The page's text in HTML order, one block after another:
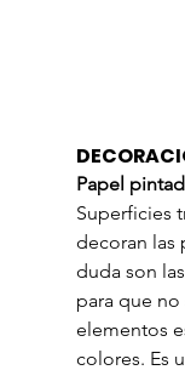
Papel
Superficies
decoran las
duda son
para que
elementos
colores. Es